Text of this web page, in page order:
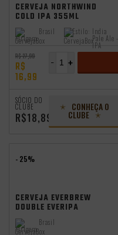
CERVEJA NORTHWIND
COLD IPA 355ML
Origem:
Brasil Estilo: India
Pale Ale -
IPA
R$ 27,99
R$
16,99
+
-
SÓCIO DO
CLUBE
R$18,89
CONHEÇA O
CLUBE
- 25%
CERVEJA EVERBREW
DOUBLE EVERIPA
473ML
Origem:
Brasil